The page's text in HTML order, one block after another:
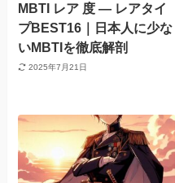
MBTI レア 度 — レアタイ
プBEST16｜日本人に少な
いMBTIを徹底解剖
2025年7月21日